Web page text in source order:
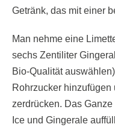
Getränk, das mit einer
Man nehme eine
sechs Zentiliter
Bio-Qualität
Rohrzucker
zerdrücken. Das
Ice und Gingerale